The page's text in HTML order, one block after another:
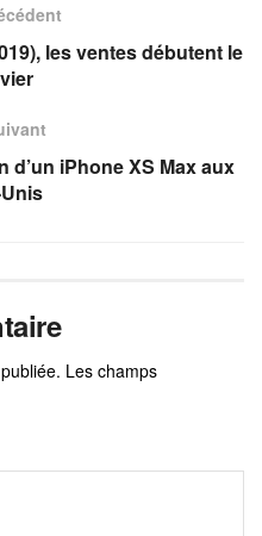
les ventes débutent le
iPhone XS Max aux
Les champs